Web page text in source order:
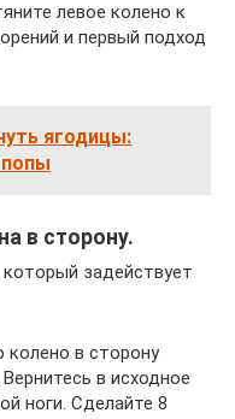
левое колено к
и первый подход
ягодицы:
в сторону.
задействует
колено в сторону
в исходное
ноги. Сделайте 8